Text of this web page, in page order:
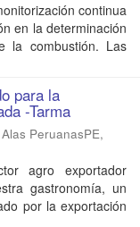
continua
en la determinación
la combustión. Las
para la
-Tarma
PeruanasPE,
agro exportador
gastronomía, un
por la exportación